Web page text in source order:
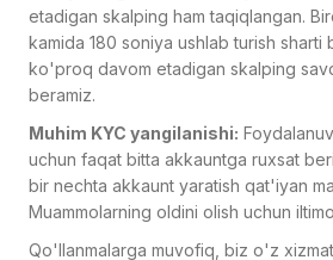
etadigan skalping ham taqiqlangan.
kamida 180 soniya ushlab turish sharti
ko'proq davom etadigan skalping
beramiz.
Muhim KYC yangilanishi:
uchun faqat bitta akkauntga ruxsat
bir nechta akkaunt yaratish qat'iyan
Muammolarning oldini olish uchun
Qo'llanmalarga muvofiq, biz o'z